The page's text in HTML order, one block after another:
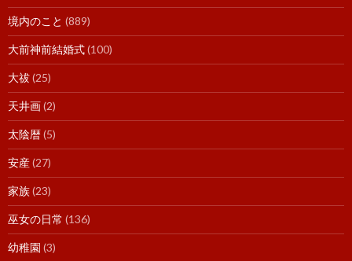
境内のこと (889)
大前神前結婚式(100)
大祓(25)
天井画(2)
太陰暦(5)
安産(27)
家族(23)
巫女の日常 (136)
幼稚園 (3)